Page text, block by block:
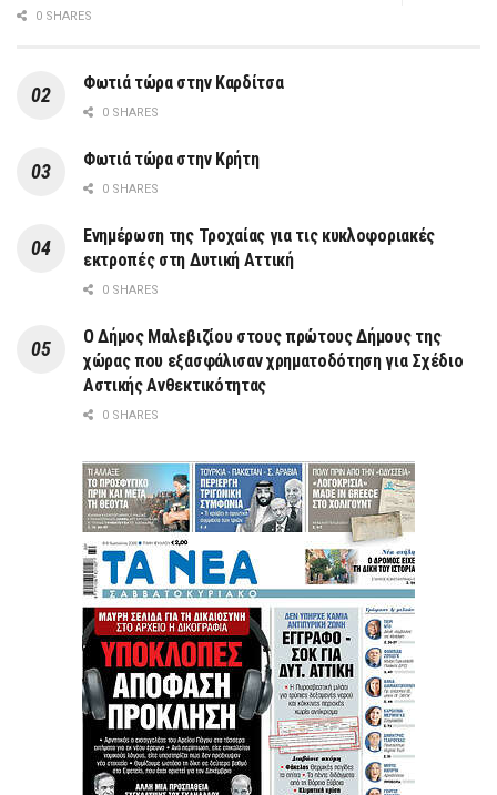
0 SHARES
Φωτιά τώρα στην Καρδίτσα
0 SHARES
Φωτιά τώρα στην Κρήτη
0 SHARES
Ενημέρωση της Τροχαίας για τις κυκλοφοριακές
εκτροπές στη Δυτική Αττική
0 SHARES
Ο Δήμος Μαλεβιζίου στους πρώτους Δήμους της
χώρας που εξασφάλισαν χρηματοδότηση για Σχέδιο
Αστικής Ανθεκτικότητας
0 SHARES